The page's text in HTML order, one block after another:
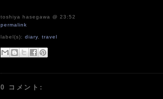
toshiya hasegawa @ 23:52
permalink
label(s):diary ,travel
0 コメント: